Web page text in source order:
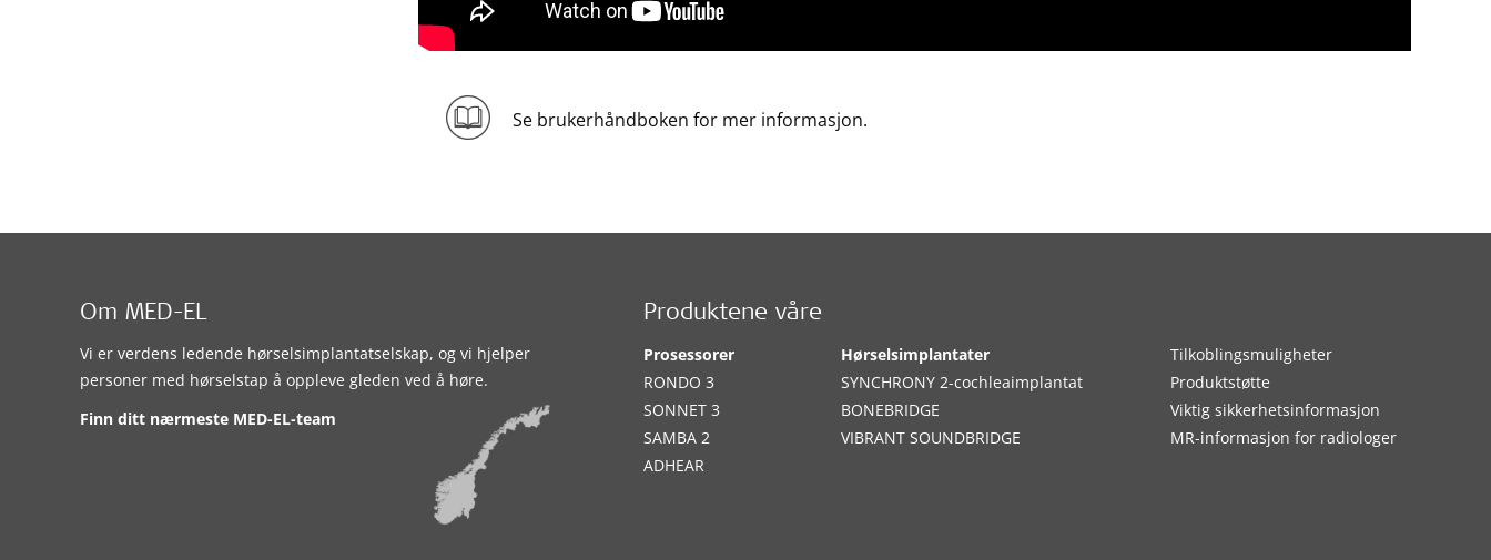
Se brukerhåndboken for mer informasjon.
Om MED-EL
Vi er verdens ledende hørselsimplantatselskap, og vi hjelper
personer med hørselstap å oppleve gleden ved å høre.
Finn ditt nærmeste MED-EL-team
Produktene våre
Prosessorer
RONDO 3
SONNET 3
SAMBA 2
ADHEAR
Hørselsimplantater
SYNCHRONY 2-cochleaimplantat
BONEBRIDGE
VIBRANT SOUNDBRIDGE
Tilkoblingsmuligheter
Produktstøtte
Viktig sikkerhetsinformasjon
MR-informasjon for radiologer